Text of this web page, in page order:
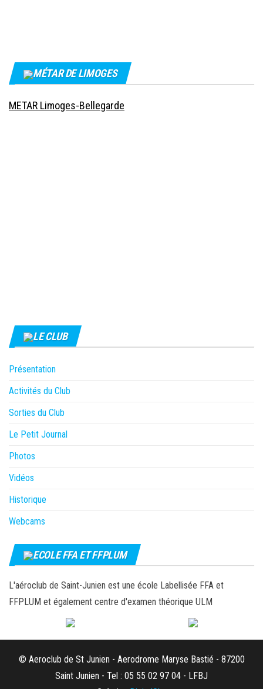
MÉTAR DE LIMOGES
METAR Limoges-Bellegarde
LE CLUB
Présentation
Activités du Club
Sorties du Club
Le Petit Journal
Photos
Vidéos
Historique
Webcams
ECOLE FFA ET FFPLUM
L'aéroclub de Saint-Junien est une école Labellisée FFA et
FFPLUM et également centre d'examen théorique ULM
© Aeroclub de St Junien - Aerodrome Maryse Bastié - 87200
Saint Junien - Tel : 05 55 02 97 04 - LFBJ